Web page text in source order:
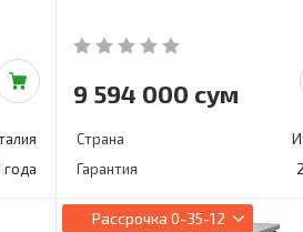
года
9 594 000 сум
Страна
Гарантия
Рассрочка 0-35-12